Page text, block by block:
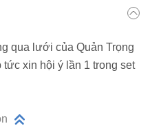
qua lưới của Quản Trọng
xin hội ý lần 1 trong set